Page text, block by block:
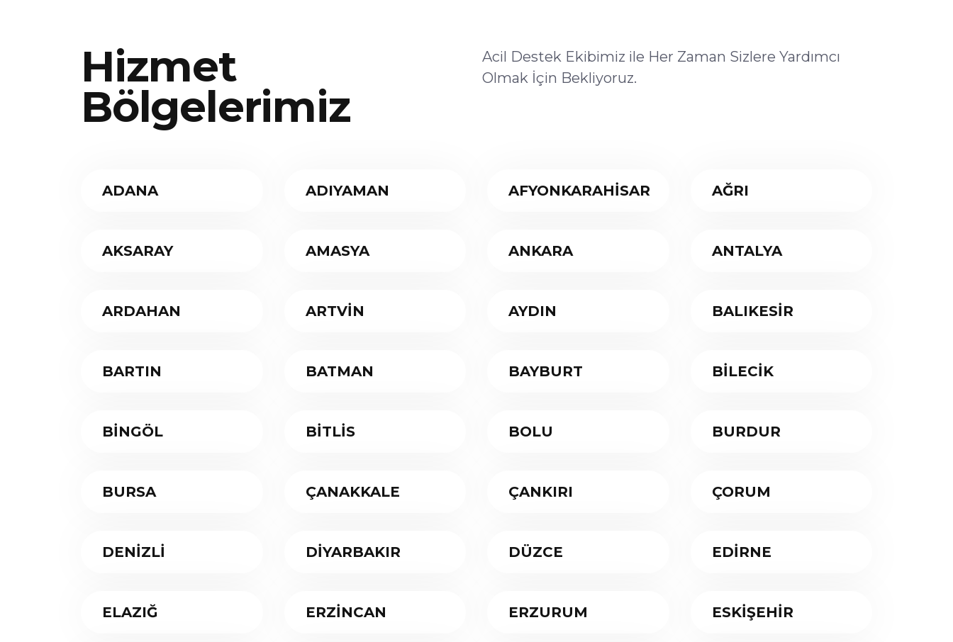
Hizmet
Bölgelerimiz
Acil Destek Ekibimiz ile Her Zaman Sizlere Yardımcı
Olmak İçin Bekliyoruz.
ADANA ADIYAMAN AFYONKARAHİSAR AĞRI
AKSARAY AMASYA ANKARA ANTALYA
ARDAHAN ARTVİN AYDIN BALIKESİR
BARTIN BATMAN BAYBURT BİLECİK
BİNGÖL BİTLİS BOLU BURDUR
BURSA ÇANAKKALE ÇANKIRI ÇORUM
DENİZLİ DİYARBAKIR DÜZCE EDİRNE
ELAZIĞ ERZİNCAN ERZURUM ESKİŞEHİR